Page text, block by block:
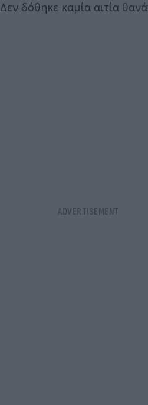
Δεν δόθηκε καμία αιτία